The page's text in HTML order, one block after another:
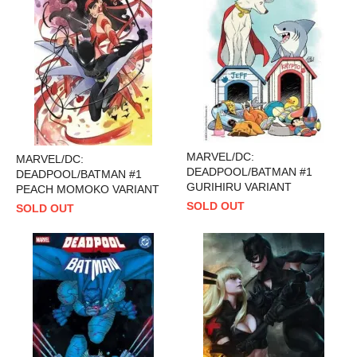
MARVEL/DC:
DEADPOOL/BATMAN #1
PEACH MOMOKO VARIANT
SOLD OUT
MARVEL/DC:
DEADPOOL/BATMAN #1
GURIHIRU VARIANT
SOLD OUT